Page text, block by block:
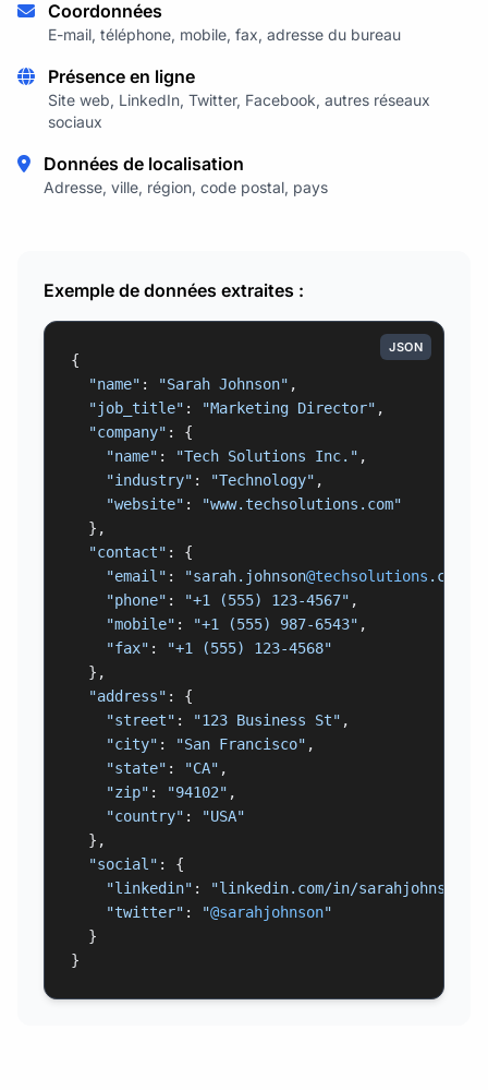
Coordonnées
E-mail, téléphone, mobile, fax, adresse du bureau
Présence en ligne
Site web, LinkedIn, Twitter, Facebook, autres réseaux
sociaux
Données de localisation
Adresse, ville, région, code postal, pays
Exemple de données extraites :
JSON
{
"name" : "Sarah Johnson" ,
"job_title" : "Marketing Director" ,
"company" : {
"name" : "Tech Solutions Inc." ,
"industry" : "Technology" ,
"website" :
"www.techsolutions.com"
  },
"contact" : {
"email" : "sarah.johnson@techsolutions .com"
"phone" : "+1 (555) 123-4567" ,
"mobile" : "+1 (555) 987-6543" ,
"fax" :
"+1 (555) 123-4568"
  },
"address" : {
"street" : "123 Business St" ,
"city" : "San Francisco" ,
"state" : "CA" ,
"zip" : "94102" ,
"country" :
"USA"
  },
"social" : {
"linkedin" : "linkedin.com/in/sarahjohnson"
"twitter" : "@sarahjohnson"
  }
}